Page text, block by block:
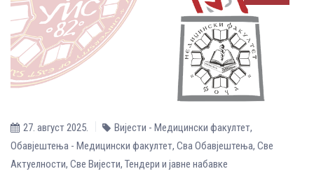
27. август 2025. Вијести - Медицински факултет,
Обавјештења - Медицински факултет, Сва Обавјештења, Све
Aктуелности, Све Вијести, Тендери и јавне набавке